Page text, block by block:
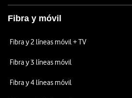
Fibra y móvil
Fibra y 2 líneas móvil + TV
Fibra y 3 líneas móvil
Fibra y 4 líneas móvil